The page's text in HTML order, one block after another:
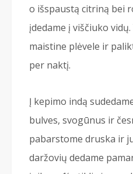
o išspaustą citriną bei
įdedame į viščiuko
maistine plėvele ir
per naktį.
Į kepimo indą
bulves, svogūnus ir
pabarstome druska ir
daržovių dedame